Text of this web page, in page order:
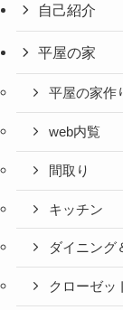
自己紹介
平屋の家
平屋の家作
web内覧
間取り
キッチン
ダイニング
クローゼッ